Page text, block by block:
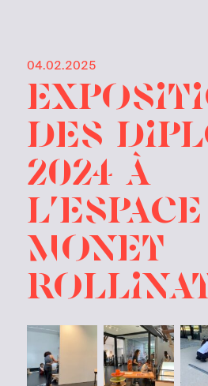
04.02.2025
des
2024 à
l’Espace
Monet